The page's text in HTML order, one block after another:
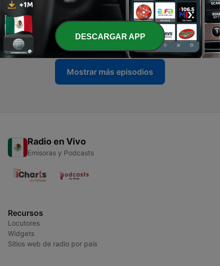
29 jul. 2026
1339 Con la Ley en la Mano - 23 de Julio de 2026
24 jul. 2026
Mostrar más episodios
Radio en Vivo
Emisoras y Podcasts
Recursos
Locutores
Widgets
Sitios web de radio por país
DESCARGAR APP